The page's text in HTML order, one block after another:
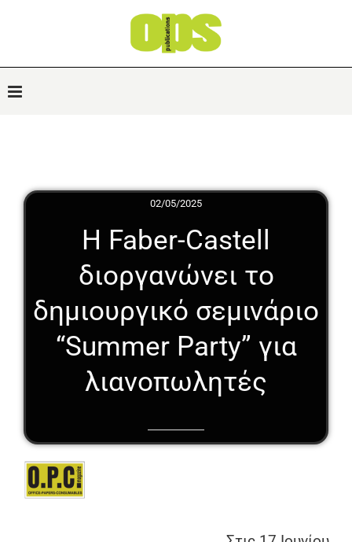
02/05/2025
Η Faber-Castell
διοργανώνει το
δημιουργικό σεμινάριο
“Summer Party” για
λιανοπωλητές